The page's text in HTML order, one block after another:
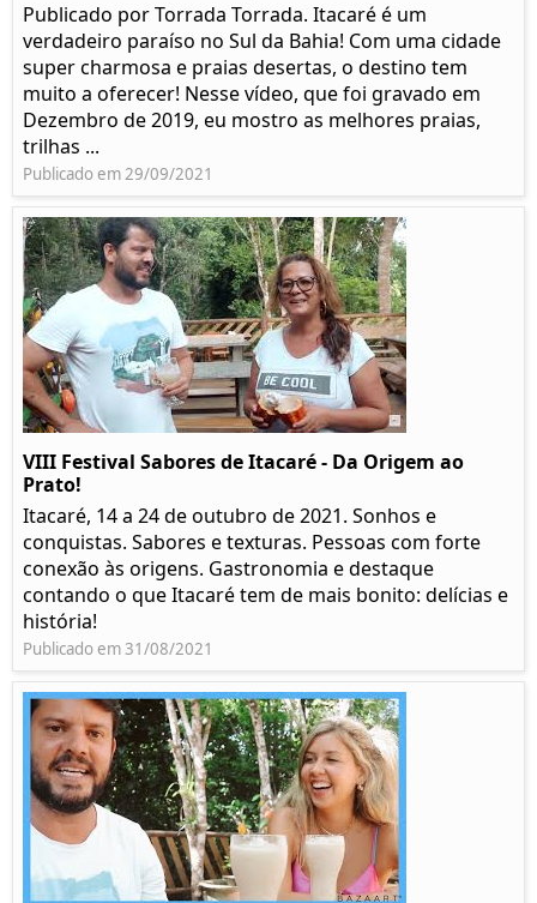
Publicado por Torrada Torrada. Itacaré é um
verdadeiro paraíso no Sul da Bahia! Com uma cidade
super charmosa e praias desertas, o destino tem
muito a oferecer! Nesse vídeo, que foi gravado em
Dezembro de 2019, eu mostro as melhores praias,
trilhas ...
Publicado em 29/09/2021
VIII Festival Sabores de Itacaré - Da Origem ao
Prato!
Itacaré, 14 a 24 de outubro de 2021. Sonhos e
conquistas. Sabores e texturas. Pessoas com forte
conexão às origens. Gastronomia e destaque
contando o que Itacaré tem de mais bonito: delícias e
história!
Publicado em 31/08/2021